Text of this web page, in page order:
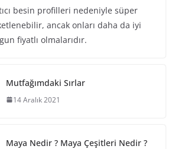
besin profilleri nedeniyle süper
ancak onları daha da iyi
fiyatlı olmalarıdır.
Mutfağımdaki Sırlar
14 Aralık 2021
Maya Nedir ? Maya Çeşitleri Nedir ?